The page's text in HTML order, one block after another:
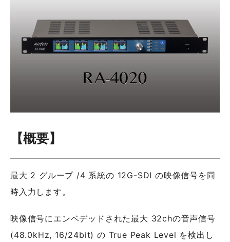
【概要】
最大 2 グループ /4 系統の 12G-SDI の映像信号を同
時入力します。
映像信号にエンベデッドされた最大 32chの音声信号
(48.0kHz, 16/24bit) の True Peak Level を検出し